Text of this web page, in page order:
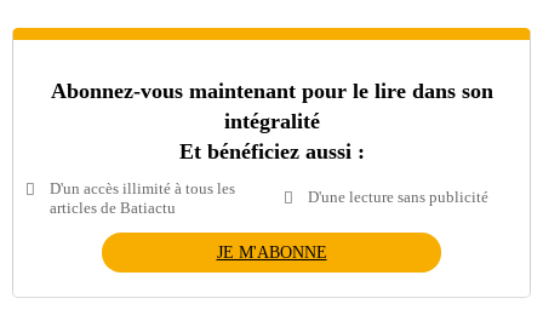
Abonnez-vous maintenant pour le lire dans son
intégralité
Et bénéficiez aussi :
D'un accès illimité à tous les
articles de Batiactu
D'une lecture sans publicité
JE M'ABONNE